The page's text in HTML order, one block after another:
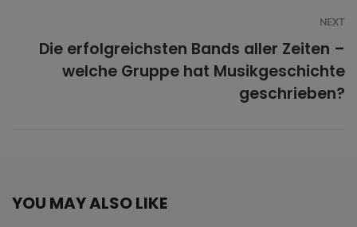
NEXT
Die erfolgreichsten Bands aller Zeiten –
welche Gruppe hat Musikgeschichte
geschrieben?
YOU MAY ALSO LIKE